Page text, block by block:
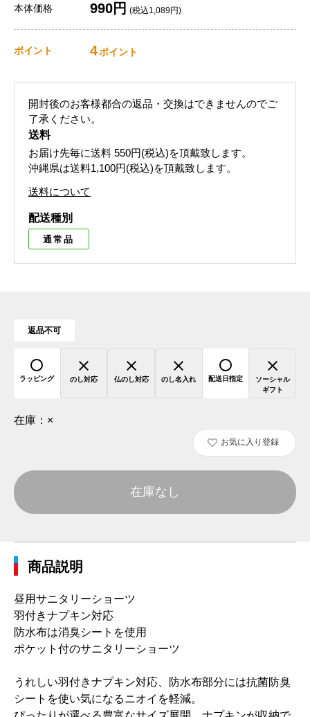
本体価格 990円 (税込1,089円)
ポイント 4ポイント
開封後のお客様都合の返品・交換はできませんのでご
了承ください。
送料
お届け先毎に送料 550円(税込)を頂戴致します。
沖縄県は送料1,100円(税込)を頂戴致します。
送料について
配送種別
通常品
返品不可
ラッピング のし対応 仏のし対応 のし名入れ 配送日指定
ソーシャル
ギフト
在庫： ×
お気に入り登録
在庫なし
商品説明
昼用サニタリーショーツ
羽付きナプキン対応
防水布は消臭シートを使用
ポケット付のサニタリーショーツ
うれしい羽付きナプキン対応、防水布部分には抗菌防臭
シートを使い気になるニオイを軽減。